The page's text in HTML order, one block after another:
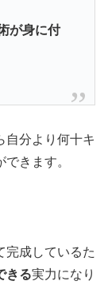
が身に付
分より何十キ
きます。
成しているた
きる実力になり